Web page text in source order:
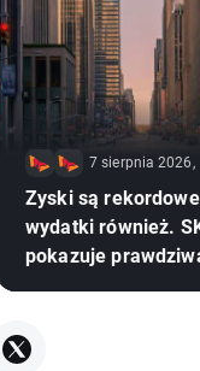
7 sierpnia 2026,
Zyski są
wydatki również.
pokazuje